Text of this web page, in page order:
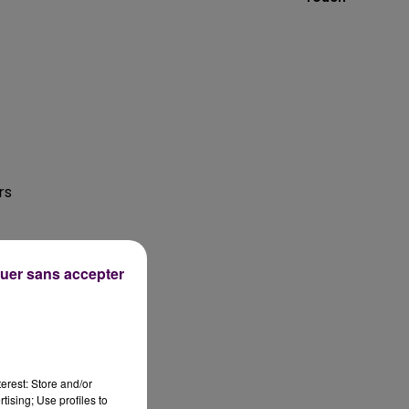
Store and/or
Use profiles to
sans accepter